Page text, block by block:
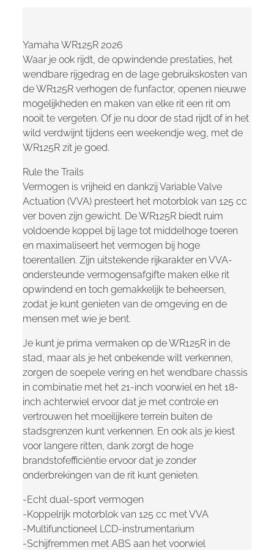
Yamaha WR125R 2026
Waar je ook rijdt, de opwindende prestaties, het
wendbare rijgedrag en de lage gebruikskosten van
de WR125R verhogen de funfactor, openen nieuwe
mogelijkheden en maken van elke rit een rit om
nooit te vergeten. Of je nu door de stad rijdt of in het
wild verdwijnt tijdens een weekendje weg, met de
WR125R zit je goed.
Rule the Trails
Vermogen is vrijheid en dankzij Variable Valve
Actuation (VVA) presteert het motorblok van 125 cc
ver boven zijn gewicht. De WR125R biedt ruim
voldoende koppel bij lage tot middelhoge toeren
en maximaliseert het vermogen bij hoge
toerentallen. Zijn uitstekende rijkarakter en VVA-
ondersteunde vermogensafgifte maken elke rit
opwindend en toch gemakkelijk te beheersen,
zodat je kunt genieten van de omgeving en de
mensen met wie je bent.
Je kunt je prima vermaken op de WR125R in de
stad, maar als je het onbekende wilt verkennen,
zorgen de soepele vering en het wendbare chassis
in combinatie met het 21-inch voorwiel en het 18-
inch achterwiel ervoor dat je met controle en
vertrouwen het moeilijkere terrein buiten de
stadsgrenzen kunt verkennen. En ook als je kiest
voor langere ritten, dank zorgt de hoge
brandstofefficiëntie ervoor dat je zonder
onderbrekingen van de rit kunt genieten.
-Echt dual-sport vermogen
-Koppelrijk motorblok van 125 cc met VVA
-Multifunctioneel LCD-instrumentarium
-Schijfremmen met ABS aan het voorwiel